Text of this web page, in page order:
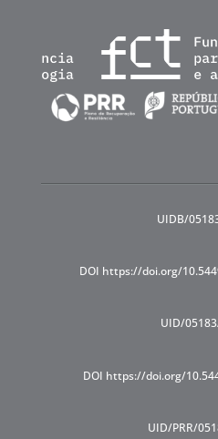
UIDB/
DOI https://doi.org/
UID/
DOI https://doi.org/
UID/PRR/